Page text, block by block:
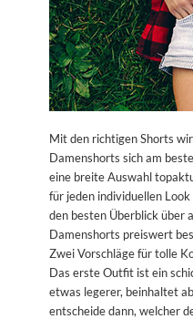
Mit den richtigen Shorts
Damenshorts sich am
eine breite Auswahl
für jeden individuellen
den besten Überblick über
Damenshorts preiswert
Zwei Vorschläge für tolle
Das erste Outfit ist ein
etwas legerer, beinhaltet
entscheide dann, welcher